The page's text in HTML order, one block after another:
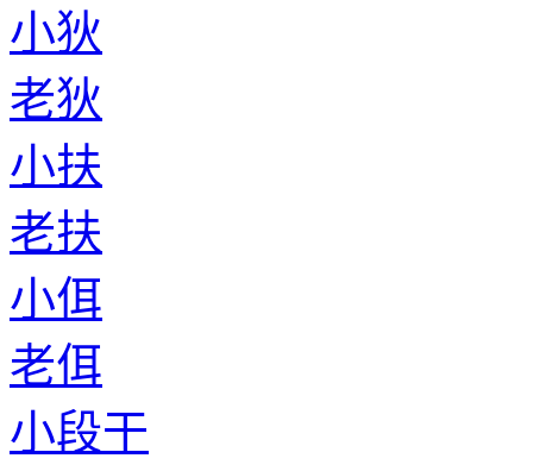
小狄
老狄
小扶
老扶
小佴
老佴
小段干